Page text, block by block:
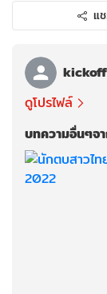
แ
ดูโปรไฟล์
บทความอื่นๆ